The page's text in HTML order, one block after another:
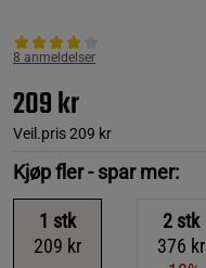
8 anmeldelser
209 kr
Veil.pris209 kr
Kjøp fler - spar mer:
1 stk
209 kr
2 stk
376 kr